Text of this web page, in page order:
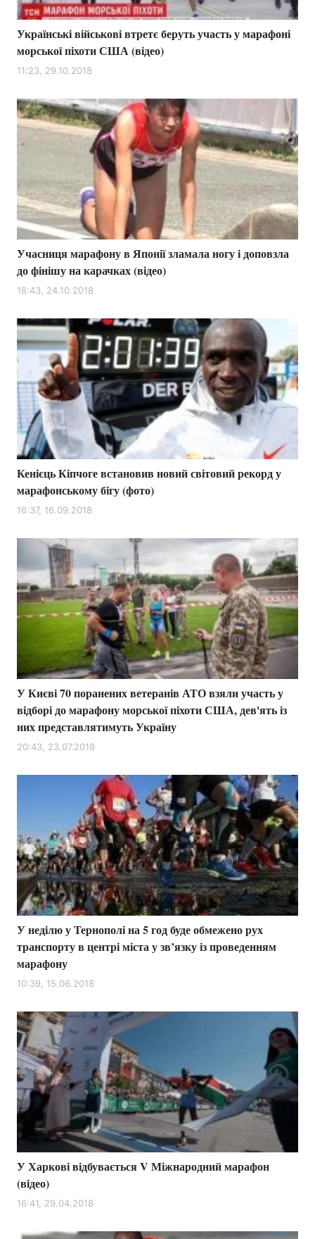
Головна Війна
Україна
Економіка Світ
Спорт Наука
Техно і зв'язок Лайт
Зброя Інциденти
Здоров'я Туризм
Цікавинки Погода
Екологія
Лонгріди
Відео з Youtube Статті
Інтерв'ю Думки
Архів Вакансії
Контакти
Послуги
Тема оформлення
Українські військові втретє беруть участь у марафоні
морської піхоти США (відео)
11:23, 29.10.2018
Учасниця марафону в Японії зламала ногу і доповзла
до фінішу на карачках (відео)
18:43, 24.10.2018
Кенієць Кіпчоге встановив новий світовий рекорд у
марафонському бігу (фото)
16:37, 16.09.2018
У Києві 70 поранених ветеранів АТО взяли участь у
відборі до марафону морської піхоти США, дев'ять із
них представлятимуть Україну
20:43, 23.07.2018
У неділю у Тернополі на 5 год буде обмежено рух
транспорту в центрі міста у зв’язку із проведенням
марафону
10:39, 15.06.2018
У Харкові відбувається V Міжнародний марафон
(відео)
16:41, 29.04.2018